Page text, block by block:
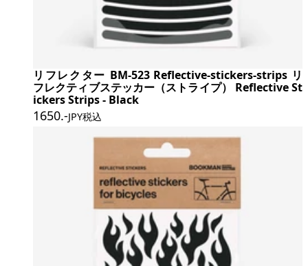
リフレクター BM-523 Reflective-stickers-strips リ
フレクティブステッカー（ストライプ） Reflective St
ickers Strips - Black
1650.-JPY税込